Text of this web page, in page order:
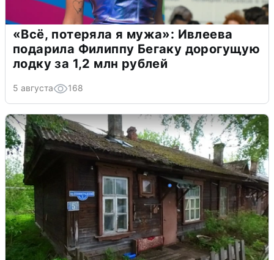
«Всё, потеряла я мужа»: Ивлеева
подарила Филиппу Бегаку дорогущую
лодку за 1,2 млн рублей
5 августа 168